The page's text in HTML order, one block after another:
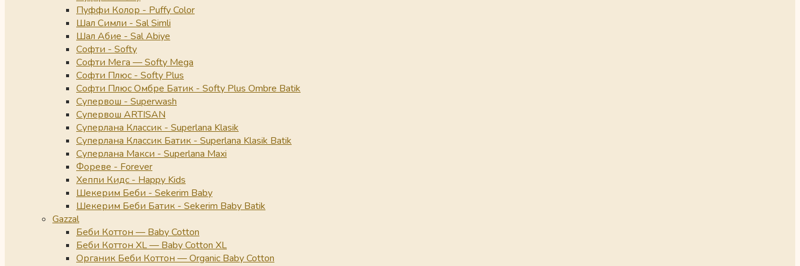
Пуффи Колор - Puffy Color
Шал Симли - Sal Simli
Шал Абие - Sal Abiye
Софти - Softy
Софти Мега — Softy Mega
Софти Плюс - Softy Plus
Софти Плюс Омбре Батик - Softy Plus Ombre Batik
Супервош - Superwash
Супервош ARTISAN
Суперлана Классик - Superlana Klasik
Суперлана Классик Батик - Superlana Klasik Batik
Суперлана Макси - Superlana Maxi
Фореве - Forever
Хеппи Кидс - Happy Kids
Шекерим Беби - Sekerim Baby
Шекерим Беби Батик - Sekerim Baby Batik
Gazzal
Беби Коттон — Baby Cotton
Беби Коттон XL — Baby Cotton XL
Органик Беби Коттон — Organic Baby Cotton